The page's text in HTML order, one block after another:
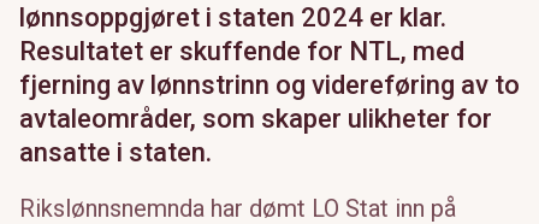
lønnsoppgjøret i staten 2024 er klar.
Resultatet er skuffende for NTL, med
fjerning av lønnstrinn og videreføring av to
avtaleområder, som skaper ulikheter for
ansatte i staten.
Rikslønnsnemnda har dømt LO Stat inn på